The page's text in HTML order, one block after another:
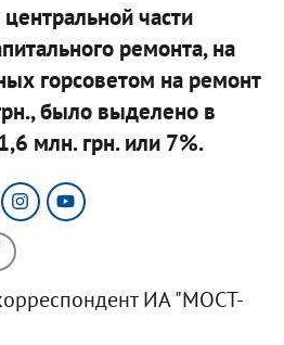
части
ремонта, на
горсоветом на ремонт
было выделено в
млн. грн. или 7%.
ИА "МОСТ-